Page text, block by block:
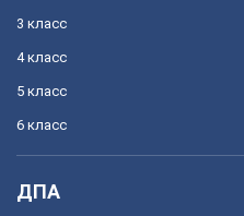
3 класс
4 класс
5 класс
6 класс
ДПА